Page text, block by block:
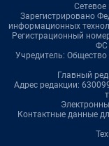
Сетевое
Зарегистрировано
информационных
Регистрационный
ФС
Учредитель:
Главный
Адрес редакции:
Контактные данные